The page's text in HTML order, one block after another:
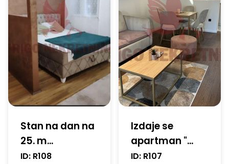
Stan na dan na
25. m...
ID: R108
Izdaje se
apartman "...
ID: R107